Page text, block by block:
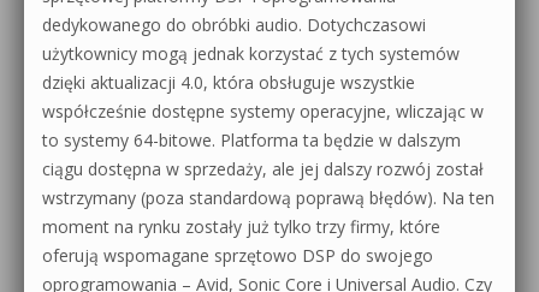
dedykowanego do obróbki audio. Dotychczasowi
użytkownicy mogą jednak korzystać z tych systemów
dzięki aktualizacji 4.0, która obsługuje wszystkie
współcześnie dostępne systemy operacyjne, wliczając w
to systemy 64-bitowe. Platforma ta będzie w dalszym
ciągu dostępna w sprzedaży, ale jej dalszy rozwój został
wstrzymany (poza standardową poprawą błędów). Na ten
moment na rynku zostały już tylko trzy firmy, które
oferują wspomagane sprzętowo DSP do swojego
oprogramowania – Avid, Sonic Core i Universal Audio. Czy